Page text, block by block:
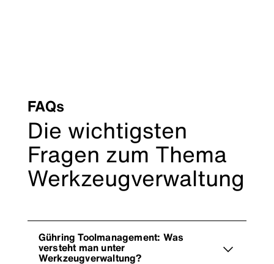
FAQs
Die wichtigsten
Fragen zum Thema
Werkzeugverwaltung
Gühring Toolmanagement: Was
versteht man unter
Werkzeugverwaltung?